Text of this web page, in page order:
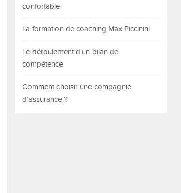
confortable
La formation de coaching Max Piccinini
Le déroulement d'un bilan de
compétence
Comment choisir une compagnie
d’assurance ?